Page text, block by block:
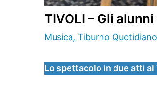
TIVOLI – Gli
Musica, Tiburno Quotidiano
Lo spettacolo in due atti